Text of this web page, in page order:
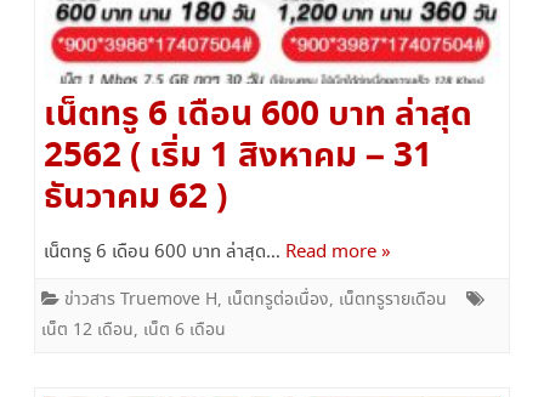
เน็ตทรู 6 เดือน 600 บาท ล่าสุด
2562 ( เริ่ม 1 สิงหาคม – 31
ธันวาคม 62 )
เน็ตทรู 6 เดือน 600 บาท ล่าสุด… Read more »
ข่าวสาร Truemove H, เน็ตทรูต่อเนื่อง, เน็ตทรูรายเดือน
เน็ต 12 เดือน, เน็ต 6 เดือน